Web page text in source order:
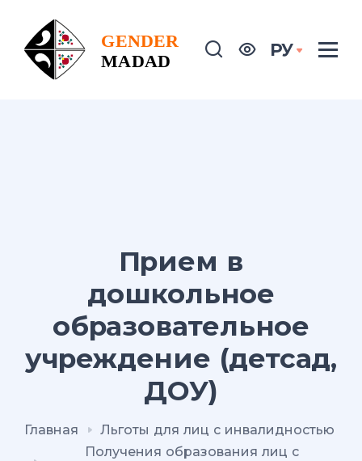
РУ
Прием в
дошкольное
образовательное
учреждение (детсад,
ДОУ)
Главная
Льготы для лиц с инвалидностью
Получения образования лиц с